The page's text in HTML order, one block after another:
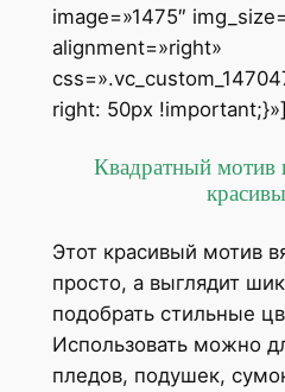
image=»1475″
alignment=»right»
right: 50px
Квадратный
Этот красивый мотив
просто, а выглядит
подобрать стильные
Использовать можно
пледов, подушек,